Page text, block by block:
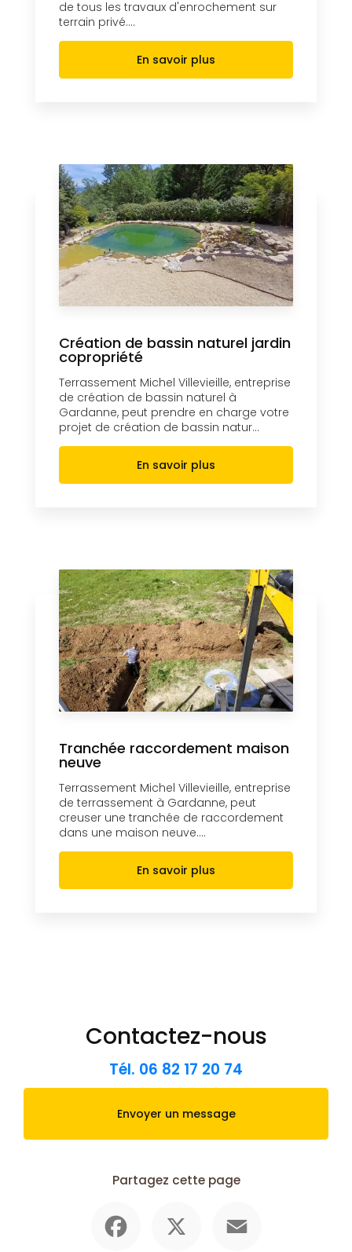
de tous les travaux d'enrochement sur
terrain privé....
En savoir plus
Création de bassin naturel jardin
copropriété
Terrassement Michel Villevieille, entreprise
de création de bassin naturel à
Gardanne, peut prendre en charge votre
projet de création de bassin natur...
En savoir plus
Tranchée raccordement maison
neuve
Terrassement Michel Villevieille, entreprise
de terrassement à Gardanne, peut
creuser une tranchée de raccordement
dans une maison neuve....
En savoir plus
Contactez-nous
Tél. 06 82 17 20 74
Envoyer un message
Partagez cette page